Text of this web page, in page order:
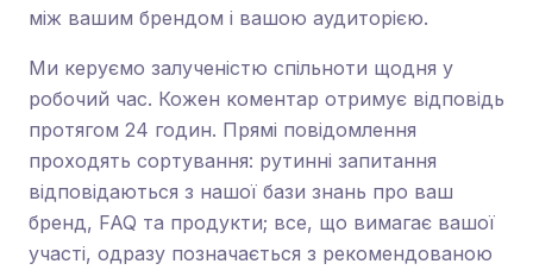
між вашим брендом і вашою аудиторією.
Ми керуємо залученістю спільноти щодня у
робочий час. Кожен коментар отримує відповідь
протягом 24 годин. Прямі повідомлення
проходять сортування: рутинні запитання
відповідаються з нашої бази знань про ваш
бренд, FAQ та продукти; все, що вимагає вашої
участі, одразу позначається з рекомендованою